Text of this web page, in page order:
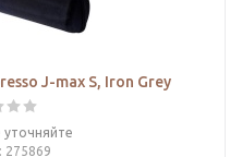
J-max S, Iron Grey
уточняйте
: 275869